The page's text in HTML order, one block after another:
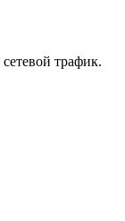
трафик.